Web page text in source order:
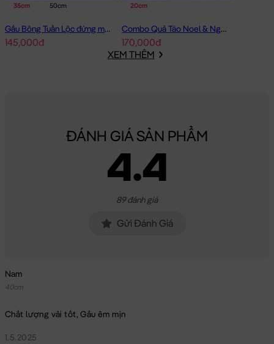
35cm 50cm
Gấu Bông Tuần Lộc đứng mặc áo Thêu Cây Thông
145,000đ
20cm
Combo Quả Táo Noel & Người Tuyết
170,000đ
XEM THÊM
ĐÁNH GIÁ SẢN PHẨM
4.4
89 đánh giá
Gửi Đánh Giá
Nam
40cm
Chất lượng vải tốt, Gấu êm mịn
1.5.2025